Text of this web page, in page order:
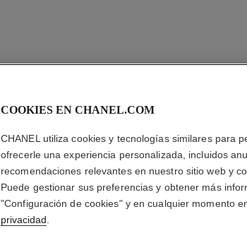
COOKIES EN CHANEL.COM
CHANEL utiliza cookies y tecnologías similares para
ofrecerle una experiencia personalizada, incluidos
recomendaciones relevantes en nuestro sitio web y
Puede gestionar sus preferencias y obtener más
"Configuración de cookies" y en cualquier momento
privacidad